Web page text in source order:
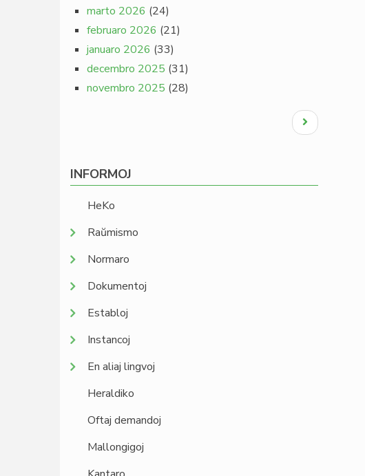
marto 2026 (24)
februaro 2026 (21)
januaro 2026 (33)
decembro 2025 (31)
novembro 2025 (28)
Next
page
INFORMOJ
HeKo
Raŭmismo
Normaro
Dokumentoj
Establoj
Instancoj
En aliaj lingvoj
Heraldiko
Oftaj demandoj
Mallongigoj